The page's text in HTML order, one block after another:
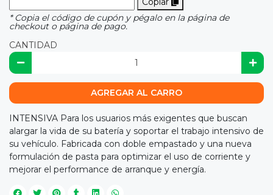
* Copia el código de cupón y pégalo en la página de
checkout o página de pago.
CANTIDAD
AGREGAR AL CARRO
INTENSIVA Para los usuarios más exigentes que buscan
alargar la vida de su batería y soportar el trabajo intensivo de
su vehículo. Fabricada con doble empastado y una nueva
formulación de pasta para optimizar el uso de corriente y
mejorar el performance de arranque y energía.